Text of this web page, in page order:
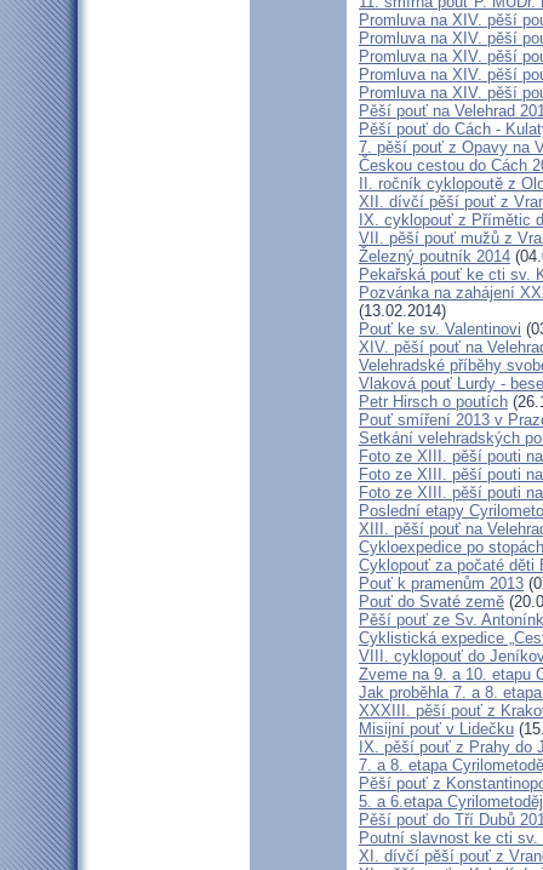
Promluva na XIV. pěší
Promluva na XIV. pěší
Promluva na XIV. pěší
Promluva na XIV. pěší
Promluva na XIV. pěší
Pěší pouť na Velehrad
Pěší pouť do Cách -
7. pěší pouť z Opavy na
Českou cestou do Cách
II. ročník cyklopoutě z
XII. dívčí pěší pouť z
IX. cyklopouť z Přímětic
VII. pěší pouť mužů z
Železný poutník 2014
Pekařská pouť ke cti sv.
Pozvánka na zahájení
(13.02.2014)
Pouť ke sv. Valentinovi
XIV. pěší pouť na
Velehradské příběhy
Vlaková pouť Lurdy -
Petr Hirsch o poutích
Pouť smíření 2013 v
Setkání velehradských
Foto ze XIII. pěší pouti
Foto ze XIII. pěší pouti
Foto ze XIII. pěší pouti
Poslední etapy
XIII. pěší pouť na
Cykloexpedice po
Cyklopouť za počaté děti
Pouť k pramenům 2013
Pouť do Svaté země
Pěší pouť ze Sv.
Cyklistická expedice
VIII. cyklopouť do
Zveme na 9. a 10. etapu
Jak proběhla 7. a 8.
XXXIII. pěší pouť z
Misijní pouť v Lidečku
IX. pěší pouť z Prahy do
7. a 8. etapa
Pěší pouť z
5. a 6.etapa
Pěší pouť do Tří Dubů
Poutní slavnost ke cti sv.
XI. dívčí pěší pouť z